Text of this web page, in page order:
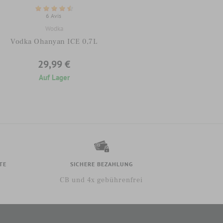
6 Avis
Wodka
Vodka Ohanyan ICE 0,7L
29,99 €
Auf Lager
SICHERE BEZAHLUNG
CB und 4x gebührenfrei